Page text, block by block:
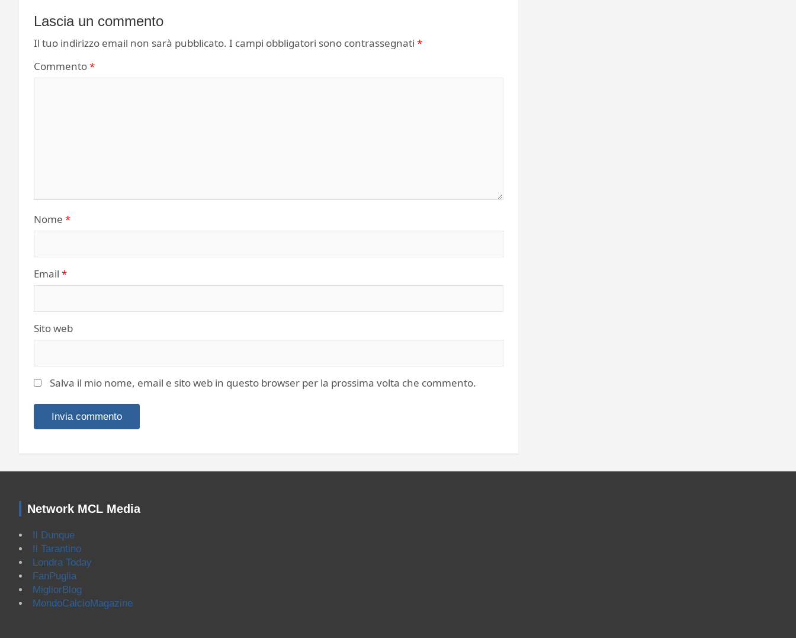
Lascia un commento
Il tuo indirizzo email non sarà pubblicato. I campi obbligatori sono contrassegnati *
Commento*
Nome *
Email *
Sito web
Salva il mio nome, email e sito web in questo browser per la prossima volta che commento.
Network MCL Media
Il Dunque
Il Tarantino
Londra Today
FanPuglia
MigliorBlog
MondoCalcioMagazine